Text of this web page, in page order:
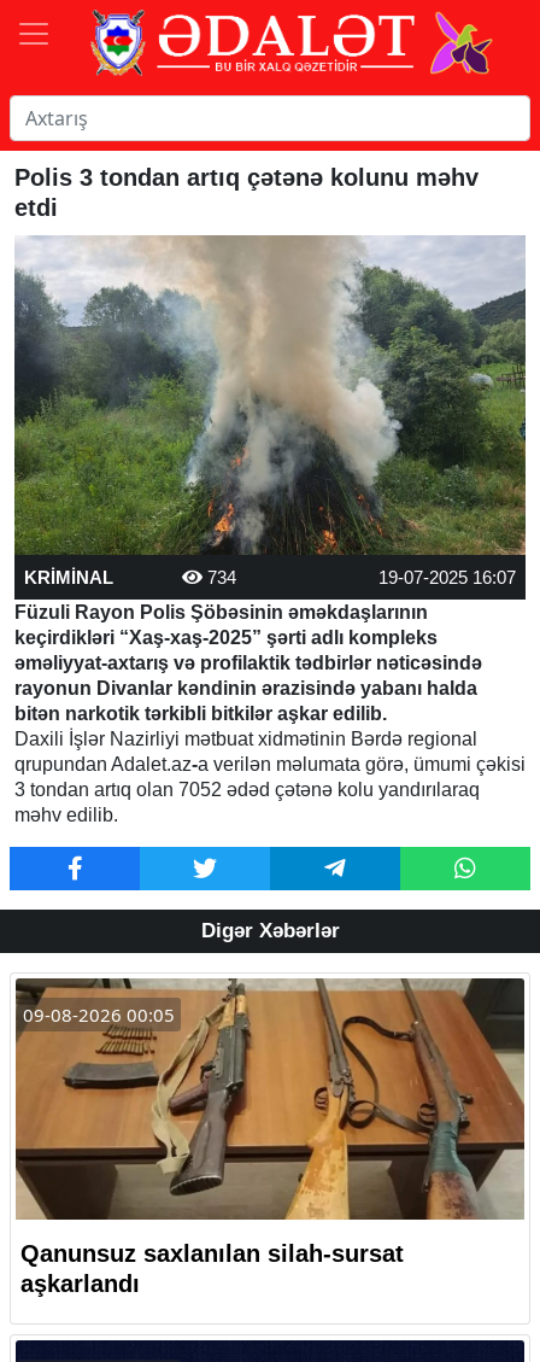
Polis 3 tondan artıq çətənə kolunu məhv
etdi
KRİMİNAL 734
19-07-2025 16:07
Füzuli Rayon Polis Şöbəsinin əməkdaşlarının
keçirdikləri “Xaş-xaş-2025” şərti adlı kompleks
əməliyyat-axtarış və profilaktik tədbirlər nəticəsində
rayonun Divanlar kəndinin ərazisində yabanı halda
bitən narkotik tərkibli bitkilər aşkar edilib.
Daxili İşlər Nazirliyi mətbuat xidmətinin Bərdə regional
qrupundan Adalet.az-a verilən məlumata görə, ümumi çəkisi
3 tondan artıq olan 7052 ədəd çətənə kolu yandırılaraq
məhv edilib.
Digər Xəbərlər
09-08-2026 00:05
Qanunsuz saxlanılan silah-sursat
aşkarlandı